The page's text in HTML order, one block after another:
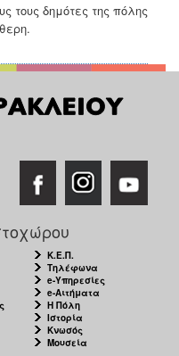
τους δημότες της πόλης
Κ.Ε.Π.
Τηλέφωνα
e-Υπηρεσίες
e-Αιτήματα
Η Πόλη
Ιστορία
Κνωσός
Μουσεία